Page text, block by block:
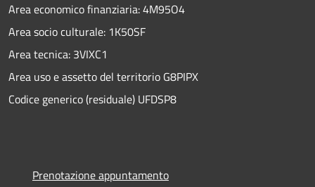
Area economico finanziaria: 4M95O4
Area socio culturale: 1K50SF
Area tecnica: 3VIXC1
Area uso e assetto del territorio G8PIPX
Codice generico (residuale) UFDSP8
Prenotazione appuntamento